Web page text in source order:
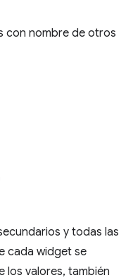
con nombre de otros
y todas las
cada widget se
los valores, también